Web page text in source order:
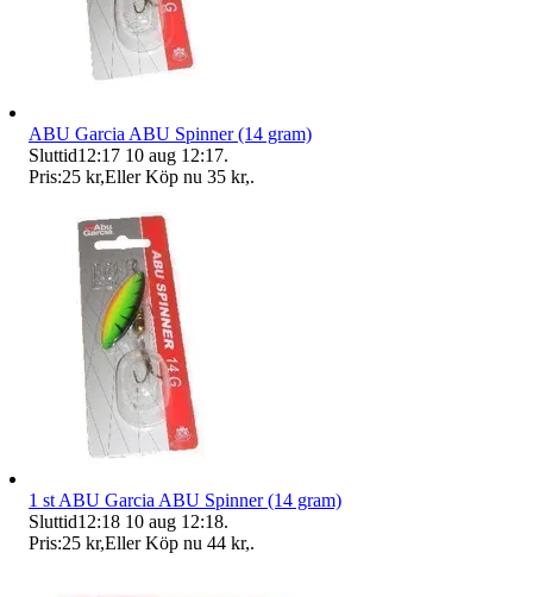
ABU Garcia ABU Spinner (14 gram)
Sluttid12:17 10 aug 12:17.
Pris:25 kr,Eller Köp nu 35 kr,.
1 st ABU Garcia ABU Spinner (14 gram)
Sluttid12:18 10 aug 12:18.
Pris:25 kr,Eller Köp nu 44 kr,.